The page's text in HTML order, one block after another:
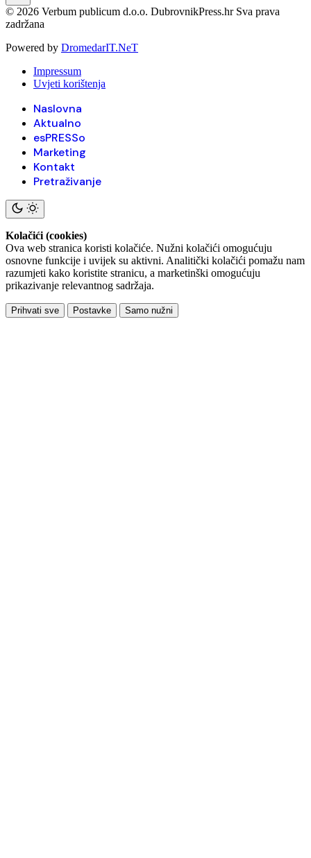
© 2026 Verbum publicum d.o.o. DubrovnikPress.hr Sva prava
zadržana
Powered by DromedarIT.NeT
Impressum
Uvjeti korištenja
Naslovna
Aktualno
esPRESSo
Marketing
Kontakt
Pretraživanje
Kolačići (cookies)
Ova web stranica koristi kolačiće. Nužni kolačići omogućuju
osnovne funkcije i uvijek su aktivni. Analitički kolačići pomažu nam
razumjeti kako koristite stranicu, a marketinški omogućuju
prikazivanje relevantnog sadržaja.
Prihvati sve Postavke Samo nužni